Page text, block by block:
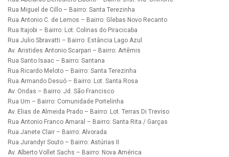
Rua Miguel de Cillo – Bairro: Santa Terezinha
Rua Antonio C. de Lemos – Bairro: Glebas Novo Recanto
Rua Itajobi – Bairro: Lot. Colinas do Piracicaba
Rua Julio Sbravatti – Bairro: Estância Lago Azul
Av. Aristides Antonio Scarpari – Bairro: Artêmis
Rua Santo Isaac – Bairro: Santana
Rua Ricardo Meloto – Bairro: Santa Terezinha
Rua Armando Desuó – Bairro: Lot. Santa Rosa
Av. Ondas – Bairro: Jd. São Francisco
Rua Um – Bairro: Comunidade Portelinha
Av. Elias de Almeida Prado – Bairro: Lot. Terras Di Treviso
Rua Antonio Franco Amaral – Bairro: Santa Rita / Garças
Rua Janete Clair – Bairro: Alvorada
Rua Jurandyr Souto – Bairro: Astúrias II
Av. Alberto Vollet Sachs – Bairro: Nova América